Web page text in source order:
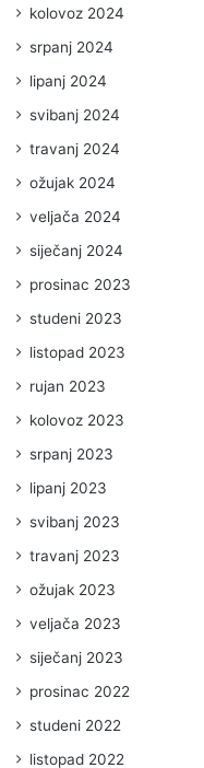
kolovoz 2024
srpanj 2024
lipanj 2024
svibanj 2024
travanj 2024
ožujak 2024
veljača 2024
siječanj 2024
prosinac 2023
studeni 2023
listopad 2023
rujan 2023
kolovoz 2023
srpanj 2023
lipanj 2023
svibanj 2023
travanj 2023
ožujak 2023
veljača 2023
siječanj 2023
prosinac 2022
studeni 2022
listopad 2022